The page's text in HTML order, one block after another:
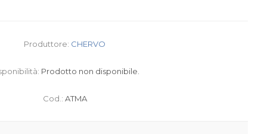
Produttore: CHERVO
Prodotto non disponibile.
Cod.: ATMA